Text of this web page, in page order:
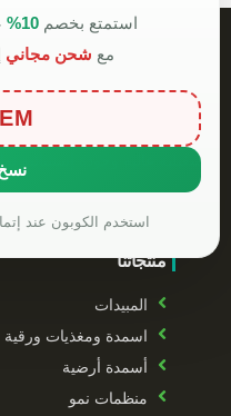
في عام 2020 أطلقت
والأسمدة الزراعية
“اوركيم للتصنيع” بمدينة
الأوسط، مزودًا بخطوط إنتاج
تشغيلية عالية وجودة إستثنائية
منتجاتنا
المبيدات
اسمدة ومغذيات ورقية
أسمدة أرضية
منظمات نمو
استمتع بخصم10%
مع شحن مجاني
استخدم الكوبون عند